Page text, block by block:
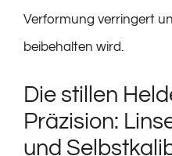
Verformung verringert
beibehalten wird.
Die stillen
Präzision:
und